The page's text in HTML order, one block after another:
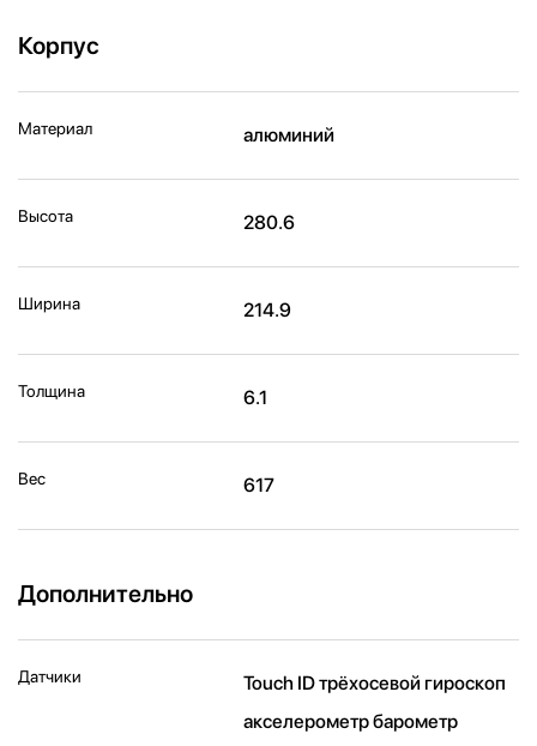
Корпус
Материал алюминий
Высота 280.6
Ширина 214.9
Толщина 6.1
Вес 617
Дополнительно
Датчики
Touch ID трёхосевой гироскоп
акселерометр барометр